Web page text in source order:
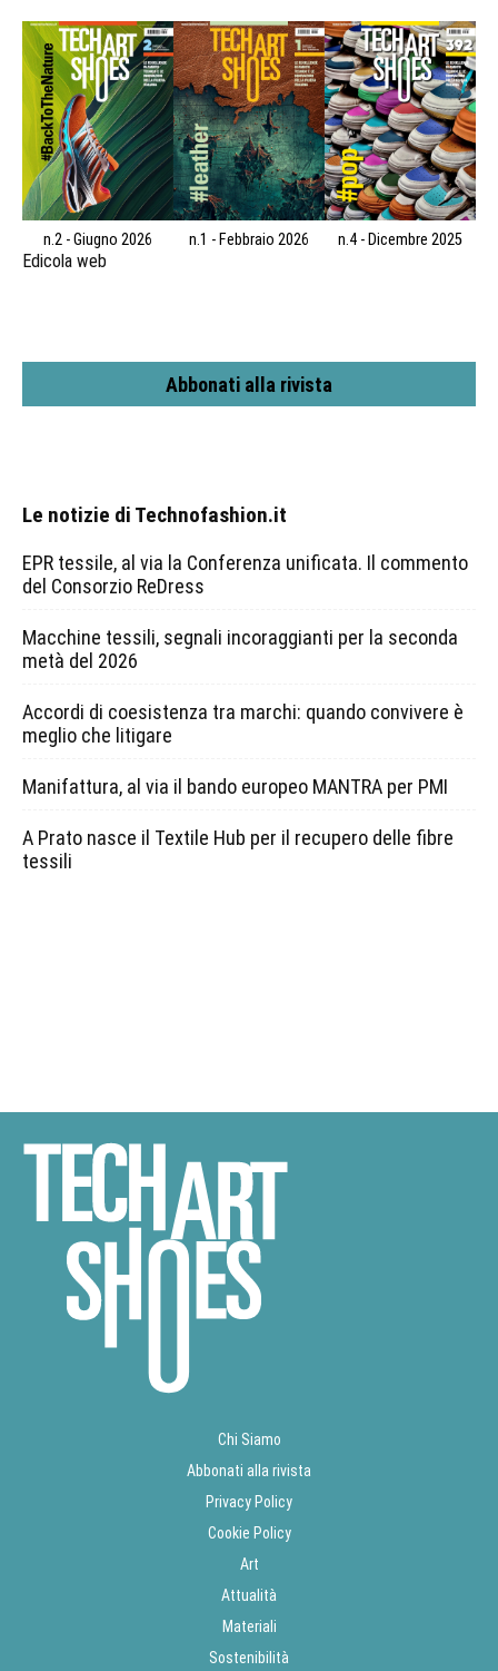
n.2 - Giugno 2026 n.1 - Febbraio 2026 n.4 - Dicembre 2025
Edicola web
Abbonati alla rivista
Le notizie di Technofashion.it
EPR tessile, al via la Conferenza unificata. Il commento
del Consorzio ReDress
Macchine tessili, segnali incoraggianti per la seconda
metà del 2026
Accordi di coesistenza tra marchi: quando convivere è
meglio che litigare
Manifattura, al via il bando europeo MANTRA per PMI
A Prato nasce il Textile Hub per il recupero delle fibre
tessili
Chi Siamo
Abbonati alla rivista
Privacy Policy
Cookie Policy
Art
Attualità
Materiali
Sostenibilità